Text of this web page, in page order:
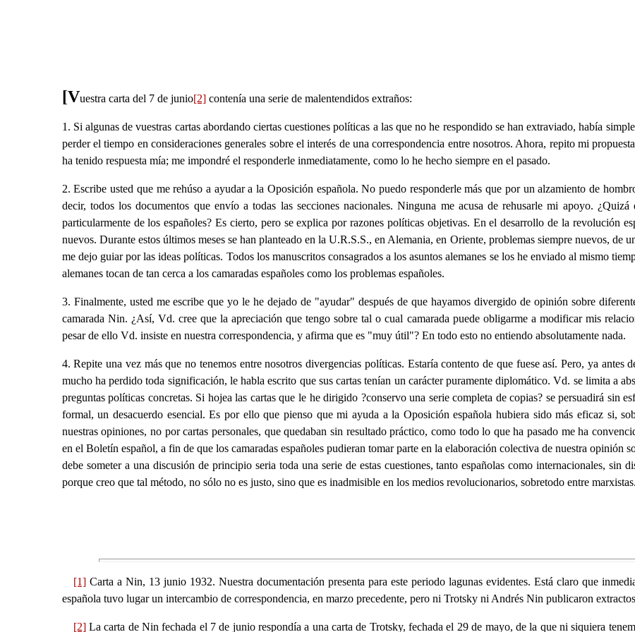
[Vuestra carta del 7 de junio[2]contenía una serie de malentendidos extraños:
1. Si algunas de vuestras cartas abordando ciertas cuestiones políticas a las que no he respondido se han extraviado, había
perder el tiempo en consideraciones generales sobre el interés de una correspondencia entre nosotros. Ahora, repito mi
ha tenido respuesta mía; me impondré el responderle inmediatamente, como lo he hecho siempre en el pasado.
2. Escribe usted que me rehúso a ayudar a la Oposición española. No puedo responderle más que por un alzamiento de
decir, todos los documentos que envío a todas las secciones nacionales. Ninguna me acusa de rehusarle mi apoyo.
particularmente de los españoles? Es cierto, pero se explica por razones políticas objetivas. En el desarrollo de la revolución
nuevos. Durante estos últimos meses se han planteado en la U.R.S.S., en Alemania, en Oriente, problemas siempre nuevos, de
me dejo guiar por las ideas políticas. Todos los manuscritos consagrados a los asuntos alemanes se los he enviado al mismo
alemanes tocan de tan cerca a los camaradas españoles como los problemas españoles.
3. Finalmente, usted me escribe que yo le he dejado de "ayudar" después de que hayamos divergido de opinión sobre
camarada Nin. ¿Así, Vd. cree que la apreciación que tengo sobre tal o cual camarada puede obligarme a modificar mis
pesar de ello Vd. insiste en nuestra correspondencia, y afirma que es "muy útil"? En todo esto no entiendo absolutamente nada.
4. Repite una vez más que no tenemos entre nosotros divergencias políticas. Estaría contento de que fuese así. Pero, ya antes
mucho ha perdido toda significación, le habla escrito que sus cartas tenían un carácter puramente diplomático. Vd. se limita a
preguntas políticas concretas. Si hojea las cartas que le he dirigido ?conservo una serie completa de copias? se persuadirá sin
formal, un desacuerdo esencial. Es por ello que pienso que mi ayuda a la Oposición española hubiera sido más eficaz si,
nuestras opiniones, no por cartas personales, que quedaban sin resultado práctico, como todo lo que ha pasado me ha
en el Boletín español, a fin de que los camaradas españoles pudieran tomar parte en la elaboración colectiva de nuestra opinión
debe someter a una discusión de principio seria toda una serie de estas cuestiones, tanto españolas como internacionales, sin
porque creo que tal método, no sólo no es justo, sino que es inadmisible en los medios revolucionarios, sobretodo entre marxistas.
[1]Carta a Nin, 13 junio 1932. Nuestra documentación presenta para este periodo lagunas evidentes. Está claro que
española tuvo lugar un intercambio de correspondencia, en marzo precedente, pero ni Trotsky ni Andrés Nin publicaron
[2]La carta de Nin fechada el 7 de junio respondía a una carta de Trotsky, fechada el 29 de mayo, de la que ni siquiera